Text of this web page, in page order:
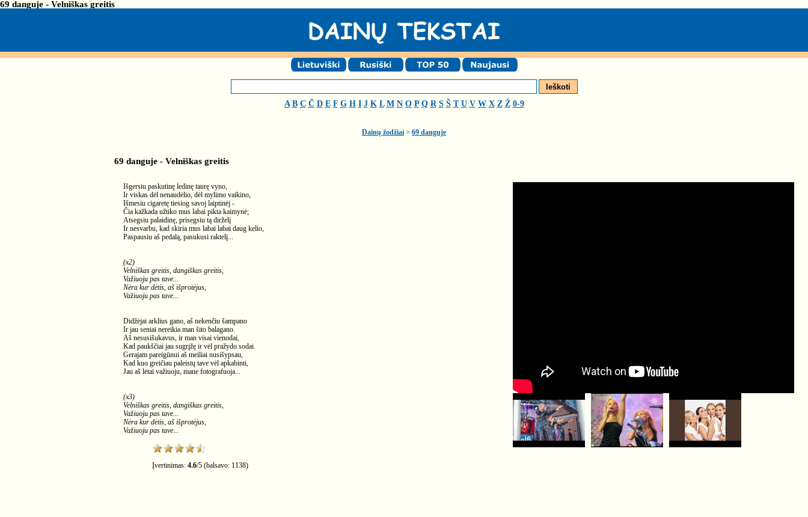
69 danguje - Velniškas greitis
A B C Č D E F G H I J K L M N O P Q R S Š T U V W X Z Ž 0-9
Dainų žodžiai > 69 danguje
69 danguje - Velniškas greitis
Išgersiu paskutinę ledinę taurę vyno,
Ir viskas dėl nenaudėlio, dėl mylimo vaikino,
Išmesiu cigaretę tiesiog savoj laiptinėj -
Čia kažkada užtiko mus labai pikta kaimynė;
Atsegsiu palaidinę, prisegsiu tą dirželį
Ir nesvarbu, kad skiria mus labai labai daug kelio,
Paspausiu aš pedalą, pasukusi raktelį...
(x2)
Velniškas greitis, dangiškas greitis,
Važiuoju pas tave...
Nėra kur dėtis, aš išprotėjus,
Važiuoju pas tave...
Didžėjai arklius gano, aš nekenčiu šampano
Ir jau seniai nereikia man šito balagano.
Aš nesusišukavus, ir man visai vienodai,
Kad paukščiai jau sugrįžę ir vėl pražydo sodai.
Gerajam pareigūnui aš meiliai nusišypsau,
Kad kuo greičiau paleistų tave vėl apkabinti,
Jau aš lėtai važiuoju, mane fotografuoja...
(x3)
Velniškas greitis, dangiškas greitis,
Važiuoju pas tave...
Nėra kur dėtis, aš išprotėjus,
Važiuoju pas tave...
Įvertinimas: 4.6/5 (balsavo: 1138)